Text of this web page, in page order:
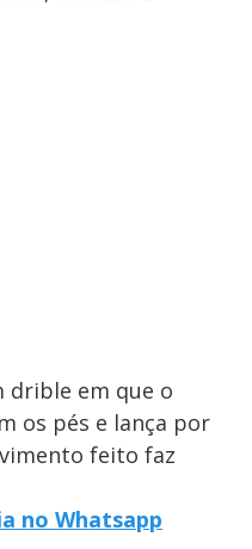
drible em que o
os pés e lança por
feito faz
no Whatsapp